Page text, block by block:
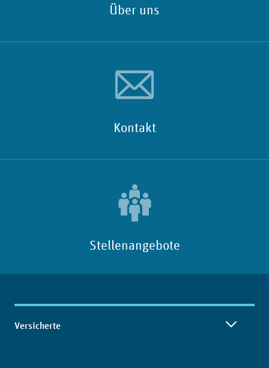
Über uns
Kontakt
Stellenangebote
Inhaltsübersicht
Versicherte